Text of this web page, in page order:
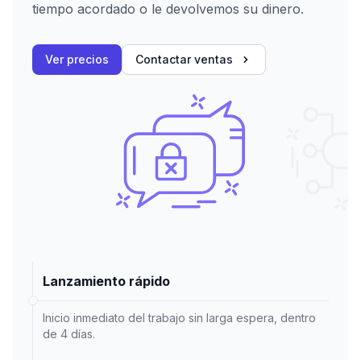
tiempo acordado o le devolvemos su dinero.
Ver precios Contactar ventas
Lanzamiento rápido
Inicio inmediato del trabajo sin larga espera, dentro
de 4 días.